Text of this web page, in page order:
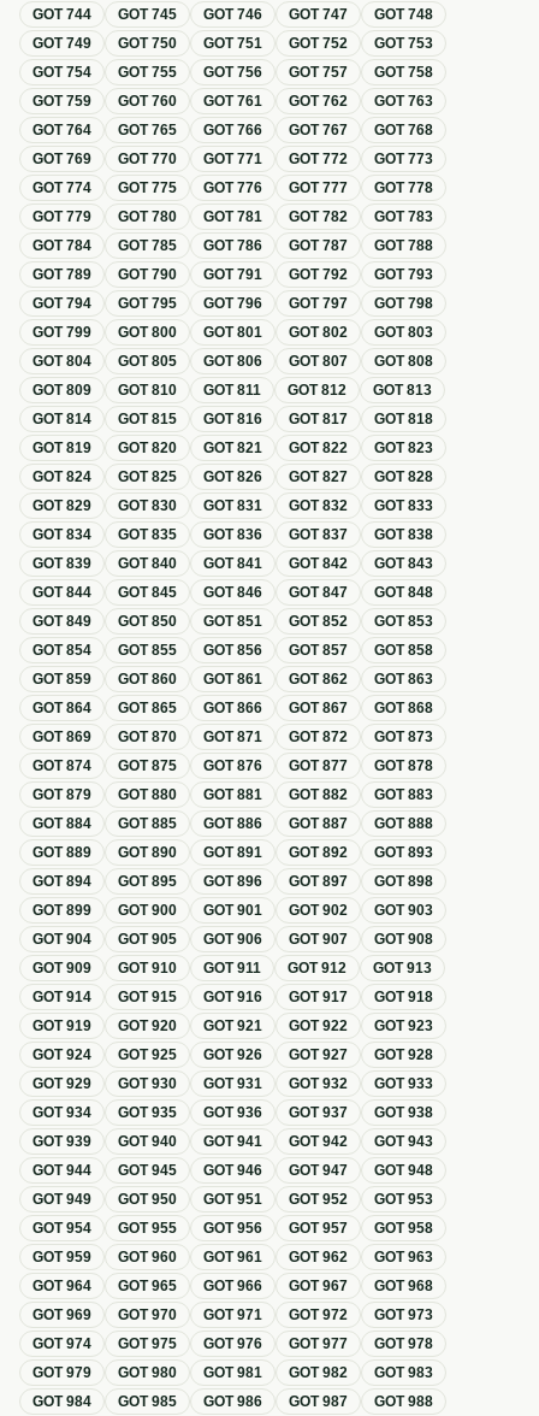
GOT744 GOT745 GOT746 GOT747 GOT748
GOT749 GOT750 GOT751 GOT752 GOT753
GOT754 GOT755 GOT756 GOT757 GOT758
GOT759 GOT760 GOT761 GOT762 GOT763
GOT764 GOT765 GOT766 GOT767 GOT768
GOT769 GOT770 GOT771 GOT772 GOT773
GOT774 GOT775 GOT776 GOT777 GOT778
GOT779 GOT780 GOT781 GOT782 GOT783
GOT784 GOT785 GOT786 GOT787 GOT788
GOT789 GOT790 GOT791 GOT792 GOT793
GOT794 GOT795 GOT796 GOT797 GOT798
GOT799 GOT800 GOT801 GOT802 GOT803
GOT804 GOT805 GOT806 GOT807 GOT808
GOT809 GOT810 GOT811 GOT812 GOT813
GOT814 GOT815 GOT816 GOT817 GOT818
GOT819 GOT820 GOT821 GOT822 GOT823
GOT824 GOT825 GOT826 GOT827 GOT828
GOT829 GOT830 GOT831 GOT832 GOT833
GOT834 GOT835 GOT836 GOT837 GOT838
GOT839 GOT840 GOT841 GOT842 GOT843
GOT844 GOT845 GOT846 GOT847 GOT848
GOT849 GOT850 GOT851 GOT852 GOT853
GOT854 GOT855 GOT856 GOT857 GOT858
GOT859 GOT860 GOT861 GOT862 GOT863
GOT864 GOT865 GOT866 GOT867 GOT868
GOT869 GOT870 GOT871 GOT872 GOT873
GOT874 GOT875 GOT876 GOT877 GOT878
GOT879 GOT880 GOT881 GOT882 GOT883
GOT884 GOT885 GOT886 GOT887 GOT888
GOT889 GOT890 GOT891 GOT892 GOT893
GOT894 GOT895 GOT896 GOT897 GOT898
GOT899 GOT900 GOT901 GOT902 GOT903
GOT904 GOT905 GOT906 GOT907 GOT908
GOT909 GOT910 GOT911 GOT912 GOT913
GOT914 GOT915 GOT916 GOT917 GOT918
GOT919 GOT920 GOT921 GOT922 GOT923
GOT924 GOT925 GOT926 GOT927 GOT928
GOT929 GOT930 GOT931 GOT932 GOT933
GOT934 GOT935 GOT936 GOT937 GOT938
GOT939 GOT940 GOT941 GOT942 GOT943
GOT944 GOT945 GOT946 GOT947 GOT948
GOT949 GOT950 GOT951 GOT952 GOT953
GOT954 GOT955 GOT956 GOT957 GOT958
GOT959 GOT960 GOT961 GOT962 GOT963
GOT964 GOT965 GOT966 GOT967 GOT968
GOT969 GOT970 GOT971 GOT972 GOT973
GOT974 GOT975 GOT976 GOT977 GOT978
GOT979 GOT980 GOT981 GOT982 GOT983
GOT984 GOT985 GOT986 GOT987 GOT988